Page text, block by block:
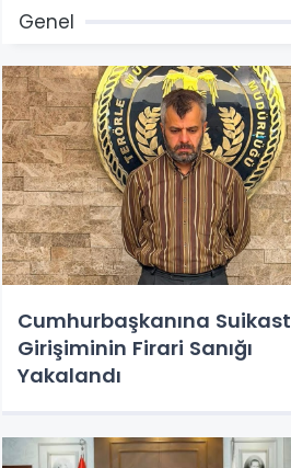
Genel
Cumhurbaşkanına Suikast
Girişiminin Firari Sanığı
Yakalandı